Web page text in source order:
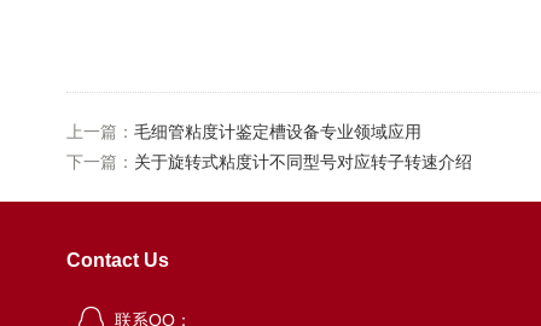
上一篇： 毛细管粘度计鉴定槽设备专业领域应用
下一篇： 关于旋转式粘度计不同型号对应转子转速介绍
Contact Us
联系QQ：